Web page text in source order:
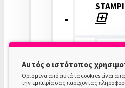
Αυτός ο ιστότοπος
Ορισμένα από αυτά τα cookies είναι
την εμπειρία σας παρέχοντας